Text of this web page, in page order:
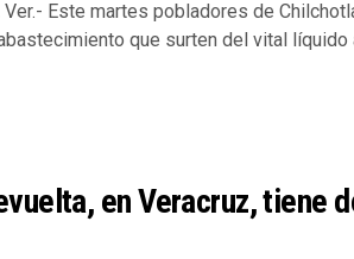
Este martes pobladores de
que surten del vital líquido
en Veracruz, tiene